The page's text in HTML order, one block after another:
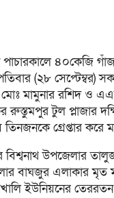
৪০কেজি
(২৮ সেপ্টেম্বর)
মোঃ মামুনার রশিদ
টুল প্লাজার
গ্রেপ্তার করে
বিশ্বনাথ উপজেলার
বাঘজুর এলাকার
ইউনিয়নের